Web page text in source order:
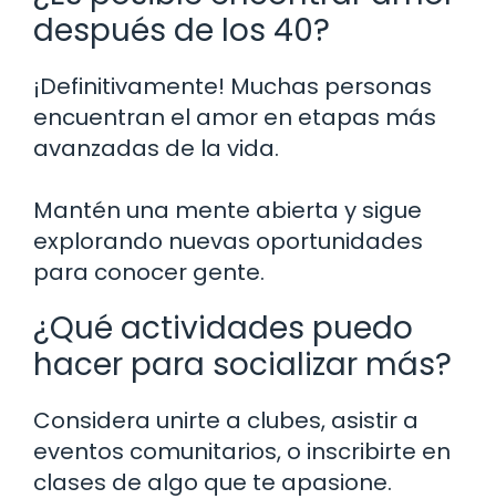
después de los 40?
¡Definitivamente! Muchas personas
encuentran el amor en etapas más
avanzadas de la vida.
Mantén una mente abierta y sigue
explorando nuevas oportunidades
para conocer gente.
¿Qué actividades puedo
hacer para socializar más?
Considera unirte a clubes, asistir a
eventos comunitarios, o inscribirte en
clases de algo que te apasione.